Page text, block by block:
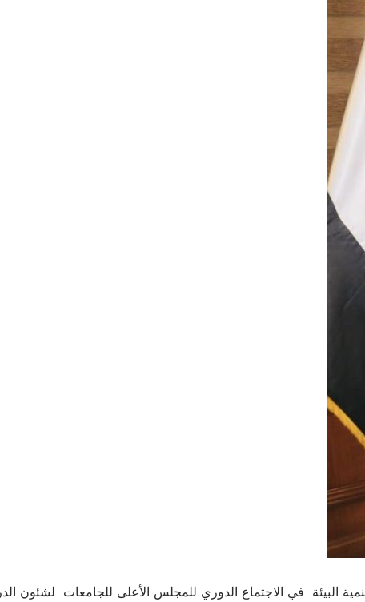
في الاجتماع الدوري للمجلس الأعلى للجامعات لشئون